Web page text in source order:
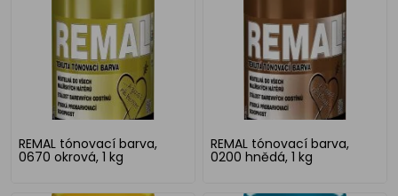
REMAL tónovací barva,
0670 okrová, 1 kg
REMAL tónovací barva,
0200 hnědá, 1 kg